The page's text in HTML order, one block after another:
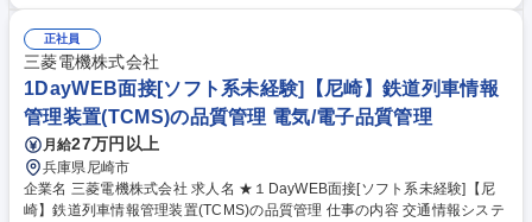
販売動向の調査 ・製品や売場レイアウトの提案、 その提案資料の作成
（ディスプレイや販促物の企画）等。 ■人の命や暮らしを守ることに直結
するやりがいのある営業です ■弊社は海外でも殺虫剤事業を展開しており
ます。将来的には海外営業としてのキャリア構築も可能です。 募集職種
【広島】提案営業★アルコール除菌、殺虫剤でお馴染みのフマキラー ◎W
EB面接可
正社員
三菱電機株式会社
1DayWEB面接[ソフト系未経験]【尼崎】鉄道列車情報
管理装置(TCMS)の品質管理 電気/電子品質管理
月給27万円以上
兵庫県尼崎市
企業名 三菱電機株式会社 求人名 ★１DayWEB面接[ソフト系未経験]【尼
崎】鉄道列車情報管理装置(TCMS)の品質管理 仕事の内容 交通情報システ